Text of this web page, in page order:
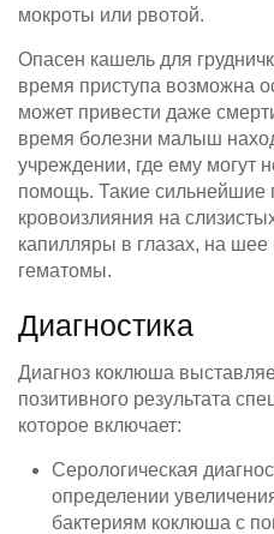
мокроты или рвотой.
Опасен кашель для
время приступа возможна
может привести даже
время болезни малыш
учреждении, где ему могут
помощь. Такие
кровоизлияния на
капилляры в глазах, на
гематомы.
Диагностика
Диагноз коклюша
позитивного результата
которое включает:
Серологическая
определении
бактериям коклюша с